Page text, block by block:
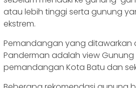
atau lebih tinggi serta gunung
ekstrem.
Pemandangan yang ditawarkan
Panderman adalah view Gunung
pemandangan Kota Batu dan